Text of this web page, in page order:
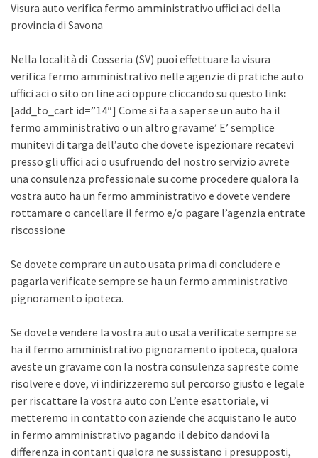
Visura auto verifica fermo amministrativo uffici aci della
provincia di Savona
Nella località di Cosseria (SV) puoi effettuare la visura
verifica fermo amministrativo nelle agenzie di pratiche auto
uffici aci o sito on line aci oppure cliccando su questo link:
[add_to_cart id=”14″] Come si fa a saper se un auto ha il
fermo amministrativo o un altro gravame’ E’ semplice
munitevi di targa dell’auto che dovete ispezionare recatevi
presso gli uffici aci o usufruendo del nostro servizio avrete
una consulenza professionale su come procedere qualora la
vostra auto ha un fermo amministrativo e dovete vendere
rottamare o cancellare il fermo e/o pagare l’agenzia entrate
riscossione
Se dovete comprare un auto usata prima di concludere e
pagarla verificate sempre se ha un fermo amministrativo
pignoramento ipoteca.
Se dovete vendere la vostra auto usata verificate sempre se
ha il fermo amministrativo pignoramento ipoteca, qualora
aveste un gravame con la nostra consulenza sapreste come
risolvere e dove, vi indirizzeremo sul percorso giusto e legale
per riscattare la vostra auto con L’ente esattoriale, vi
metteremo in contatto con aziende che acquistano le auto
in fermo amministrativo pagando il debito dandovi la
differenza in contanti qualora ne sussistano i presupposti,